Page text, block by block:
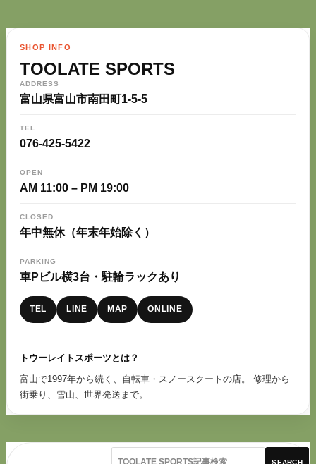
SHOP INFO
TOOLATE SPORTS
ADDRESS
富山県富山市南田町1-5-5
TEL
076-425-5422
OPEN
AM 11:00 – PM 19:00
CLOSED
年中無休（年末年始除く）
PARKING
車Pビル横3台・駐輪ラックあり
TEL LINE MAP ONLINE
トウーレイトスポーツとは？
富山で1997年から続く、自転車・スノースクートの店。 修理から
街乗り、雪山、世界発送まで。
SEARCH